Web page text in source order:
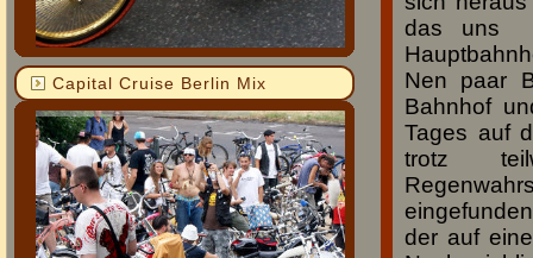
Capital Cruise Berlin Mix
das uns
Nen paar
Bahnhof
Tages auf
trotz
der auf